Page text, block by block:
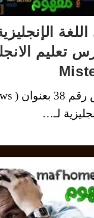
تعليم
لـ…